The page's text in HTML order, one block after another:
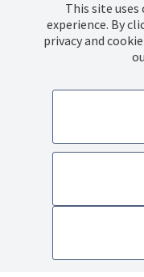
© 2022 Norwex Baltic
Правила купли-
This site
experience. By
privacy and